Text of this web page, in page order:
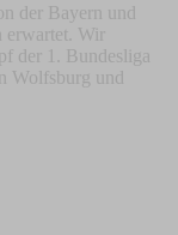
der Bayern und
Wir
der 1. Bundesliga
Wolfsburg und